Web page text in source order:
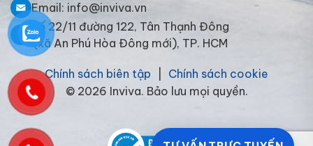
Email: info@inviva.vn
Số 22/11 đường 122, Tân Thạnh Đông
(xã An Phú Hòa Đông mới), TP. HCM
Chính sách biên tập
Chính sách cookie
© 2026 Inviva. Bảo lưu mọi quyền.